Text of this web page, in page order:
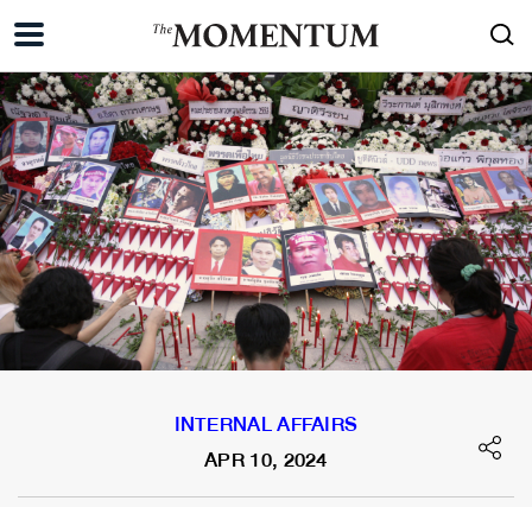
INTERNAL AFFAIRS
APR 10, 2024